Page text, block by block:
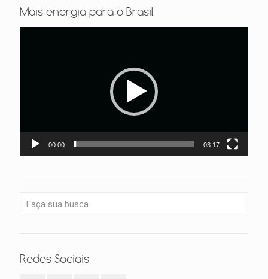
Mais energia para o Brasil
00:00 03:17
Redes Sociais